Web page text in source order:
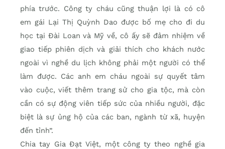
phía trước. Công ty cháu cũng thuận lợi là có cô
em gái Lại Thị Quỳnh Dao được bố mẹ cho đi du
học tại Đài Loan và Mỹ về, cô ấy sẽ đảm nhiệm về
giao tiếp phiên dịch và giải thích cho khách nước
ngoài vì nghề du lịch không phải một người có thể
làm được. Các anh em cháu ngoài sự quyết tâm
vào cuộc, viết thêm trang sử cho gia tộc, mà còn
cần có sự động viên tiếp sức của nhiều người, đặc
biệt là sự ủng hộ của các ban, ngành từ xã, huyện
đến tỉnh”.
Chia tay Gia Đạt Việt, một công ty theo nghề gia